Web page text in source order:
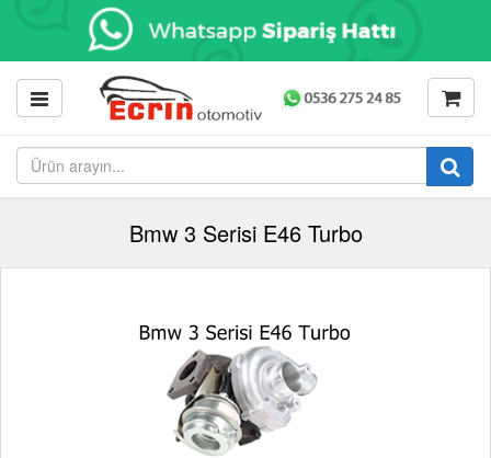
Bmw 3 Serisi E46 Turbo